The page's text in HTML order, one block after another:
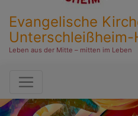
Evangelische
Unterschleißheim-
Leben aus der Mitte – mitten im Leben